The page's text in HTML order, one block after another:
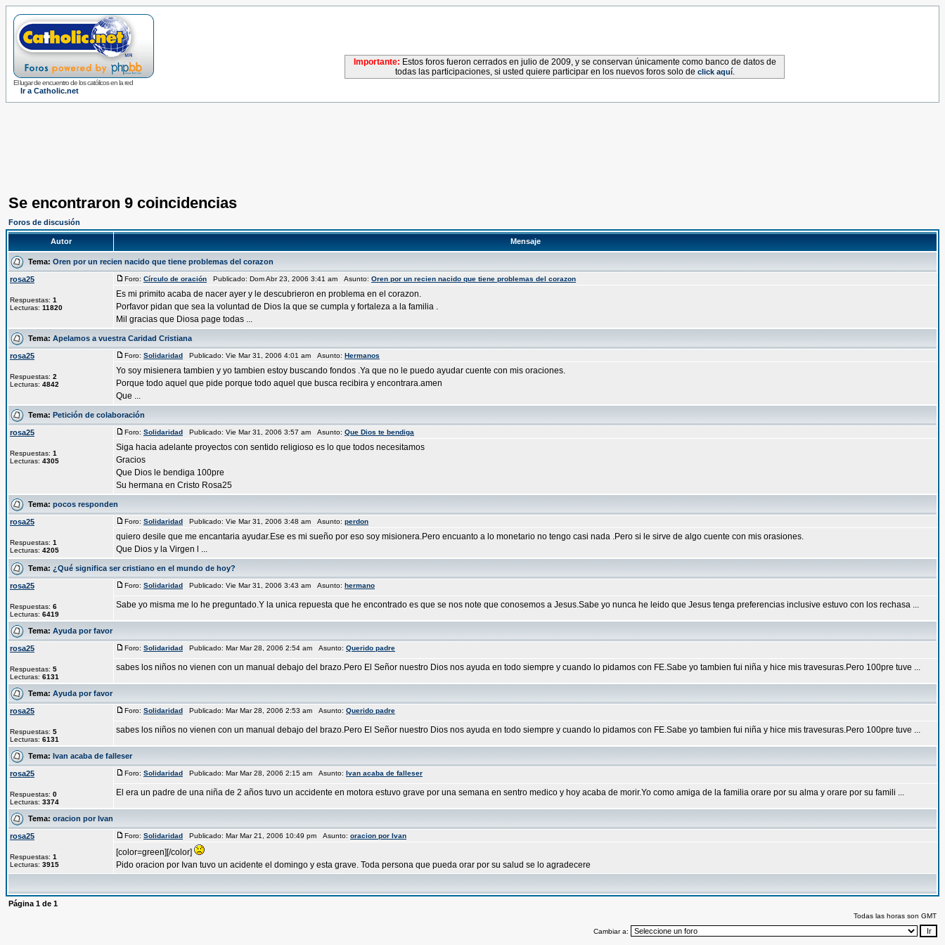
El lugar de encuentro de los católicos en la red
Ir a Catholic.net
Importante: Estos foros fueron cerrados en julio de 2009, y se conservan únicamente como banco de datos de
todas las participaciones, si usted quiere participar en los nuevos foros solo de click aquí.
Se encontraron 9 coincidencias
Foros de discusión
Autor Mensaje
Tema: Oren por un recien nacido que tiene problemas del corazon
rosa25
Respuestas: 1
Lecturas: 11820
Foro: Círculo de oración Publicado: Dom Abr 23, 2006 3:41 am Asunto: Oren por un recien nacido que tiene problemas del corazon
Es mi primito acaba de nacer ayer y le descubrieron en problema en el corazon.
Porfavor pidan que sea la voluntad de Dios la que se cumpla y fortaleza a la familia .
Mil gracias que Diosa page todas ...
Tema: Apelamos a vuestra Caridad Cristiana
rosa25
Respuestas: 2
Lecturas: 4842
Foro: Solidaridad Publicado: Vie Mar 31, 2006 4:01 am Asunto: Hermanos
Yo soy misienera tambien y yo tambien estoy buscando fondos .Ya que no le puedo ayudar cuente con mis oraciones.
Porque todo aquel que pide porque todo aquel que busca recibira y encontrara.amen
Que ...
Tema: Petición de colaboración
rosa25
Respuestas: 1
Lecturas: 4305
Foro: Solidaridad Publicado: Vie Mar 31, 2006 3:57 am Asunto: Que Dios te bendiga
Siga hacia adelante proyectos con sentido religioso es lo que todos necesitamos
Gracios
Que Dios le bendiga 100pre
Su hermana en Cristo Rosa25
Tema: pocos responden
rosa25
Respuestas: 1
Lecturas: 4205
Foro: Solidaridad Publicado: Vie Mar 31, 2006 3:48 am Asunto: perdon
quiero desile que me encantaria ayudar.Ese es mi sueño por eso soy misionera.Pero encuanto a lo monetario no tengo casi nada .Pero si le sirve de algo cuente con mis orasiones.
Que Dios y la Virgen l ...
Tema: ¿Qué significa ser cristiano en el mundo de hoy?
rosa25
Respuestas: 6
Lecturas: 6419
Foro: Solidaridad Publicado: Vie Mar 31, 2006 3:43 am Asunto: hermano
Sabe yo misma me lo he preguntado.Y la unica repuesta que he encontrado es que se nos note que conosemos a Jesus.Sabe yo nunca he leido que Jesus tenga preferencias inclusive estuvo con los rechasa ...
Tema: Ayuda por favor
rosa25
Respuestas: 5
Lecturas: 6131
Foro: Solidaridad Publicado: Mar Mar 28, 2006 2:54 am Asunto: Querido padre
sabes los niños no vienen con un manual debajo del brazo.Pero El Señor nuestro Dios nos ayuda en todo siempre y cuando lo pidamos con FE.Sabe yo tambien fui niña y hice mis travesuras.Pero 100pre tuve ...
Tema: Ayuda por favor
rosa25
Respuestas: 5
Lecturas: 6131
Foro: Solidaridad Publicado: Mar Mar 28, 2006 2:53 am Asunto: Querido padre
sabes los niños no vienen con un manual debajo del brazo.Pero El Señor nuestro Dios nos ayuda en todo siempre y cuando lo pidamos con FE.Sabe yo tambien fui niña y hice mis travesuras.Pero 100pre tuve ...
Tema: Ivan acaba de falleser
rosa25
Respuestas: 0
Lecturas: 3374
Foro: Solidaridad Publicado: Mar Mar 28, 2006 2:15 am Asunto: Ivan acaba de falleser
El era un padre de una niña de 2 años tuvo un accidente en motora estuvo grave por una semana en sentro medico y hoy acaba de morir.Yo como amiga de la familia orare por su alma y orare por su famili ...
Tema: oracion por Ivan
rosa25
Respuestas: 1
Lecturas: 3915
Foro: Solidaridad Publicado: Mar Mar 21, 2006 10:49 pm Asunto: oracion por Ivan
[color=green][/color]
Pido oracion por Ivan tuvo un acidente el domingo y esta grave. Toda persona que pueda orar por su salud se lo agradecere
Página 1 de 1
Todas las horas son GMT
Cambiar a: